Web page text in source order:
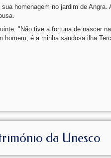
homenagem no jardim de
"Não tive a fortuna de nascer
é a minha saudosa ilha
da Unesco